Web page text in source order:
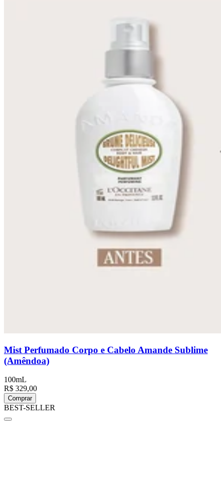
Mist Perfumado Corpo e Cabelo Amande Sublime
(Amêndoa)
100mL
R$ 329,00
Comprar
BEST-SELLER